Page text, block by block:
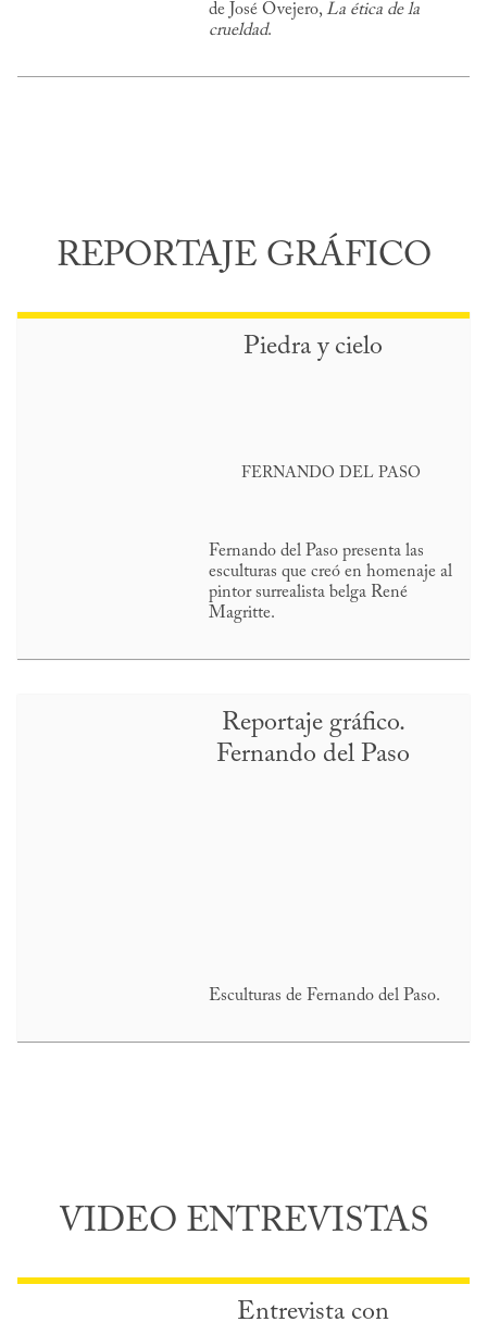
de José Ovejero, La ética de la
crueldad.
REPORTAJE GRÁFICO
Piedra y cielo
FERNANDO DEL PASO
Fernando del Paso presenta las
esculturas que creó en homenaje al
pintor surrealista belga René
Magritte.
Reportaje gráfico.
Fernando del Paso
Esculturas de Fernando del Paso.
VIDEO ENTREVISTAS
Entrevista con